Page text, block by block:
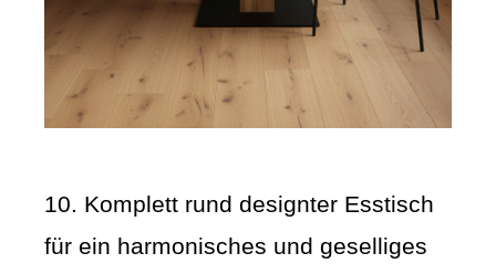
10. Komplett rund designter Esstisch
für ein harmonisches und geselliges